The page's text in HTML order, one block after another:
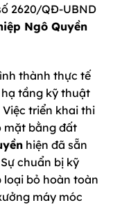
2620/QĐ-UBND
Ngô Quyền
thành thực tế
tầng kỹ thuật
triển khai thi
mặt bằng đất
hiện đã sẵn
chuẩn bị kỹ
loại bỏ hoàn toàn
máy móc